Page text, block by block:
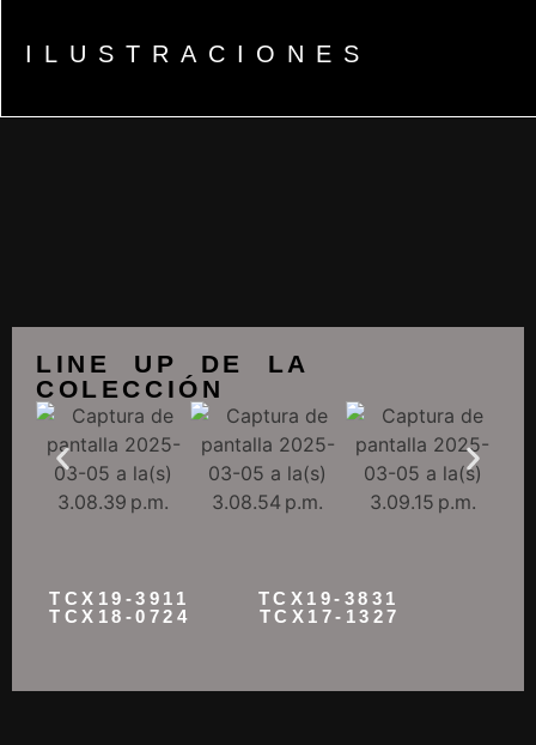
ILUSTRACIONES
LINE UP DE LA
COLECCIÓN
TCX19-3911 TCX19-3831
TCX18-0724 TCX17-1327